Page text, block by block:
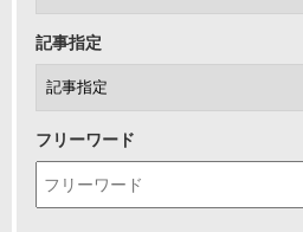
記事指定
フリーワード